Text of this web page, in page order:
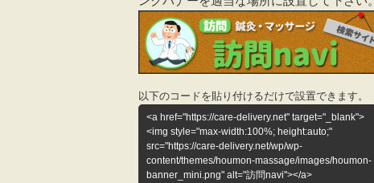
以下のコードを貼り付けるだけで設置できます。
<a href="https://care-delivery.net" target="_blank">
<img style="max-width:100%; height:auto;"
src="https://care-delivery.net/wp/wp-
content/themes/houmon-massage/images/houmon-
banner_mini.png" alt="訪問navi"></a>